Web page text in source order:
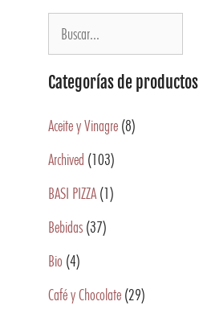
Categorías de productos
Aceite y Vinagre (8)
Archived (103)
BASI PIZZA (1)
Bebidas (37)
Bio (4)
Café y Chocolate (29)